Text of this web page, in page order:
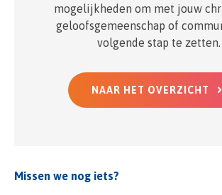
mogelijkheden om met jouw
geloofsgemeenschap of
volgende stap te zetten.
NAAR HET OVERZICHT
Missen we nog iets?